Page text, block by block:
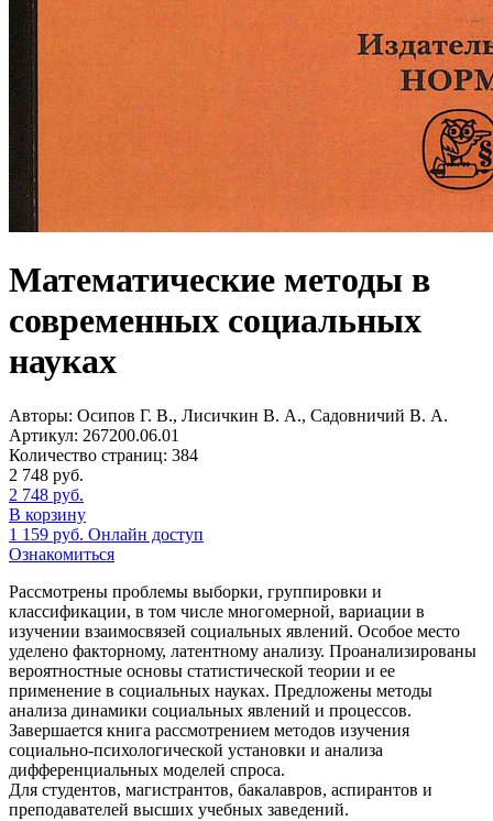
Математические методы в
современных социальных
науках
Авторы: Осипов Г. В., Лисичкин В. А., Садовничий В. А.
Артикул: 267200.06.01
Количество страниц: 384
2 748 руб.
2 748 руб.
В корзину
1 159 руб. Онлайн доступ
Ознакомиться
Рассмотрены проблемы выборки, группировки и
классификации, в том числе многомерной, вариации в
изучении взаимосвязей социальных явлений. Особое место
уделено факторному, латентному анализу. Проанализированы
вероятностные основы статистической теории и ее
применение в социальных науках. Предложены методы
анализа динамики социальных явлений и процессов.
Завершается книга рассмотрением методов изучения
социально-психологической установки и анализа
дифференциальных моделей спроса.
Для студентов, магистрантов, бакалавров, аспирантов и
преподавателей высших учебных заведений.